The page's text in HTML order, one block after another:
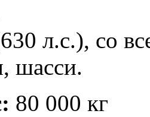
л.с.), со
шасси.
80 000 кг